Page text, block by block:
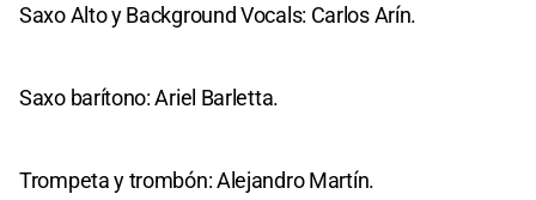
Saxo Alto y Background Vocals: Carlos Arín.
Saxo barítono: Ariel Barletta.
Trompeta y trombón: Alejandro Martín.